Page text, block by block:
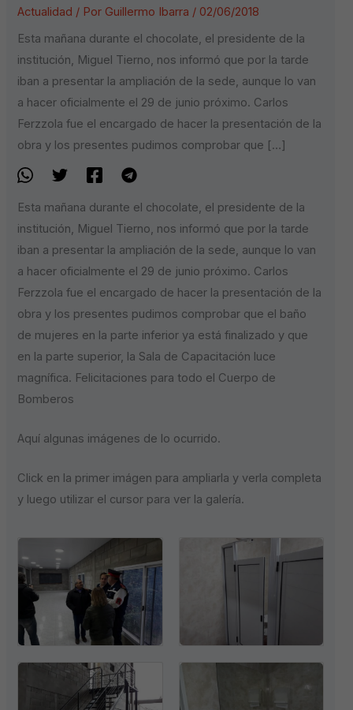
Actualidad / Por Guillermo Ibarra / 02/06/2018
Esta mañana durante el chocolate, el presidente de la
institución, Miguel Tierno, nos informó que por la tarde
iban a presentar la ampliación de la sede, aunque lo van
a hacer oficialmente el 29 de junio próximo. Carlos
Ferzzola fue el encargado de hacer la presentación de la
obra y los presentes pudimos comprobar que […]
Esta mañana durante el chocolate, el presidente de la
institución, Miguel Tierno, nos informó que por la tarde
iban a presentar la ampliación de la sede, aunque lo van
a hacer oficialmente el 29 de junio próximo. Carlos
Ferzzola fue el encargado de hacer la presentación de la
obra y los presentes pudimos comprobar que el baño
de mujeres en la parte inferior ya está finalizado y que
en la parte superior, la Sala de Capacitación luce
magnífica. Felicitaciones para todo el Cuerpo de
Bomberos
Aquí algunas imágenes de lo ocurrido.
Click en la primer imágen para ampliarla y verla completa
y luego utilizar el cursor para ver la galería.